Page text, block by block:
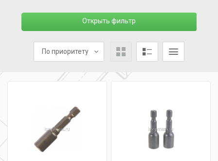
Открыть фильтр
По приоритету